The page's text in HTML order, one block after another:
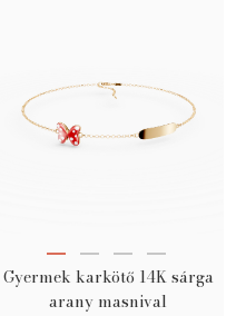
Gyermek karkötő 14K sárga
arany masnival